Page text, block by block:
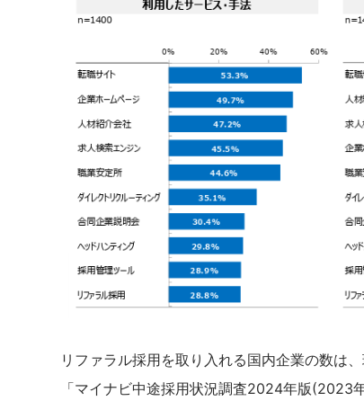
リファラル採用を取り入れる国内企業の数は
「マイナビ中途採用状況調査2024年版(2023